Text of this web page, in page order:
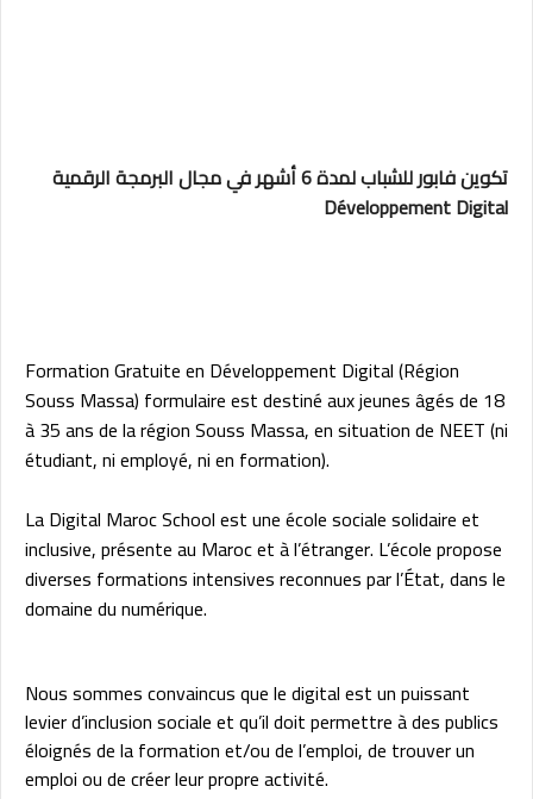
تكوين فابور للشباب لمدة 6 أشهر في مجال البرمجة الرقمية
Développement Digital
Formation Gratuite en Développement Digital (Région
Souss Massa) formulaire est destiné aux jeunes âgés de 18
à 35 ans de la région Souss Massa, en situation de NEET (ni
étudiant, ni employé, ni en formation).
La Digital Maroc School est une école sociale solidaire et
inclusive, présente au Maroc et à l’étranger. L’école propose
diverses formations intensives reconnues par l’État, dans le
domaine du numérique.
Nous sommes convaincus que le digital est un puissant
levier d’inclusion sociale et qu’il doit permettre à des publics
éloignés de la formation et/ou de l’emploi, de trouver un
emploi ou de créer leur propre activité.